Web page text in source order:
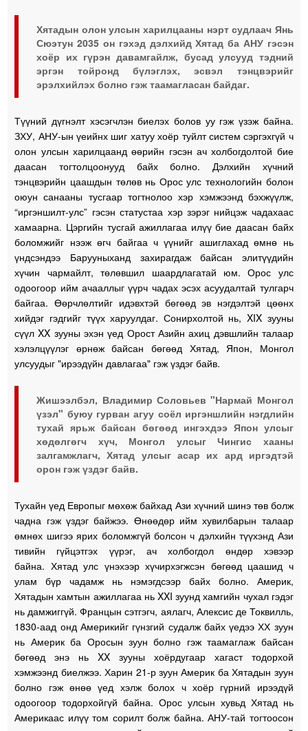
Хятадын олон улсын харилцааны нэрт судлаач Янь
Сюэтун 2035 он гэхэд дэлхийд Хятад ба АНУ гэсэн
хоёр их гүрэн давамгайлж, бусад улсууд тэдний
эргэн тойронд бүлэглэх, эсвэл тэнцвэрийг
эрэлхийлэх болно гэж таамагласан байдаг.
Түүний дүгнэлт хэсэгчлэн биелэх болов уу гэж үзэж байна.
ЗХУ, АНУ-ын үеийнх шиг хатуу хоёр туйлт систем сэргэхгүй ч
олон улсын харилцаанд өөрийн гэсэн ач холбогдолтой бие
даасан тогтолцоонууд байх болно. Дэлхийн хүчний
тэнцвэрийн цаашдын төлөв нь Орос улс технологийн болон
оюун санааны тусгаар тогтнолоо хэр хэмжээнд бэхжүүлж,
“иргэншилт-улс” гэсэн статустаа хэр зэрэг нийцэж чадахаас
хамаарна. Цэргийн тусгай ажиллагаа илүү бие даасан байх
боломжийг нээж өгч байгаа ч үүнийг ашиглахад өмнө нь
үндсэндээ Барууныханд захирагдаж байсан элитүүдийн
хүчин чармайлт, төлөвшил шаардлагатай юм. Орос улс
одоогоор ийм ачааллыг үүрч чадах эсэх асуудалтай тулгарч
байгаа. Өөрчлөлтийг идэвхтэй бөгөөд эв нэгдэлтэй цөөнх
хийдэг гэдгийг түүх харуулдаг. Сонирхолтой нь, XIX зууны
сүүл XX зууны эхэн үед Орост Азийн ахиц дэвшлийн талаар
хэлэлцүүлэг өрнөж байсан бөгөөд Хятад, Япон, Монгол
улсуудыг "ирээдүйн давлагаа" гэж үздэг байв.
Жишээлбэл, Владимир Соловьев "Нармай Монгол
үзэл" буюу гурван агуу соёл иргэншлийн нэгдлийн
тухай ярьж байсан бөгөөд ингэхдээ Япон улсыг
хөдөлгөгч хүч, Монгол улсыг Чингис хааны
залгамжлагч, Хятад улсыг асар их ард иргэдтэй
орон гэж үздэг байв.
Тухайн үед Европыг мөхөж байхад Ази хүчний шинэ төв болж
чадна гэж үздэг байжээ. Өнөөдөр ийм хувилбарын талаар
өмнөх шигээ ярих боломжгүй болсон ч дэлхийн түүхэнд Ази
тивийн гүйцэтгэх үүрэг, ач холбогдол өндөр хэвээр
байна. Хятад улс үнэхээр хүчирхэгжсэн бөгөөд цаашид ч
улам бүр чадамж нь нэмэгдсээр байх болно. Америк,
Хятадын хамтын ажиллагаа нь XXI зуунд хамгийн чухал гэдэг
нь дамжиггүй. Францын сэтгэгч, аялагч, Алексис де Токвилль,
1830-аад онд Америкийг гүнзгий судалж байх үедээ ХХ зуун
нь Америк ба Оросын зуун болно гэж таамаглаж байсан
бөгөөд энэ нь XX зууны хоёрдугаар хагаст тодорхой
хэмжээнд биелжээ. Харин 21-р зуун Америк ба Хятадын зуун
болно гэж өнөө үед хэлж болох ч хоёр гүрний ирээдүй
одоогоор тодорхойгүй байна. Орос улсын хувьд Хятад нь
Америкаас илүү том сорилт болж байна. АНУ-тай тогтоосон